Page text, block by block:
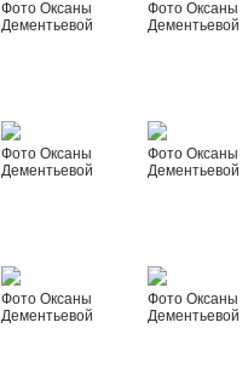
Фото Оксаны
Дементьевой
Фото Оксаны
Дементьевой
Фото Оксаны
Дементьевой
Фото Оксаны
Дементьевой
Фото Оксаны
Дементьевой
Фото Оксаны
Дементьевой